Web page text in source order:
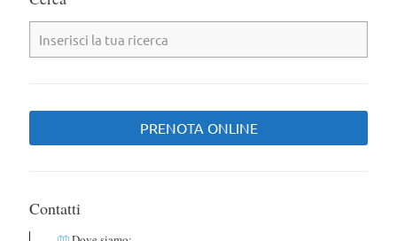
PRENOTA ONLINE
Contatti